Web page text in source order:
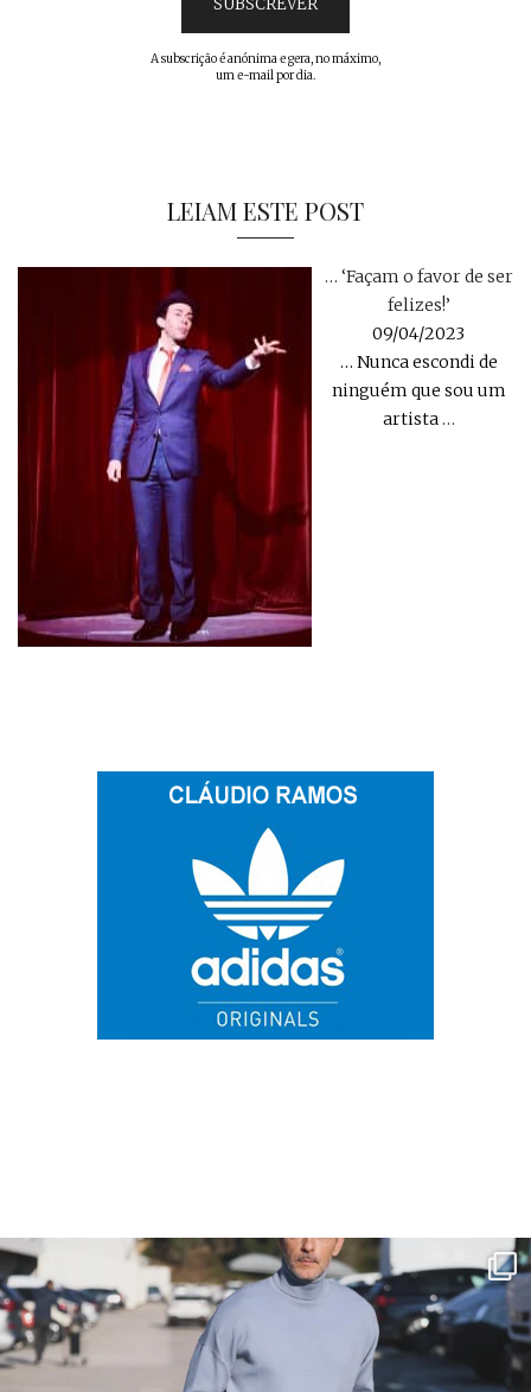
A subscrição é anónima e gera, no máximo,
um e-mail por dia.
LEIAM ESTE POST
… ‘Façam o favor de ser
felizes!’
09/04/2023
… Nunca escondi de
ninguém que sou um
artista …